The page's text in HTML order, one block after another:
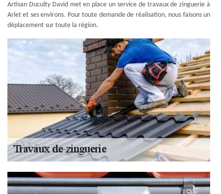
Artisan Duculty David met en place un service de travaux de zinguerie à
Arlet et ses environs. Pour toute demande de réalisation, nous faisons un
déplacement sur toute la région.